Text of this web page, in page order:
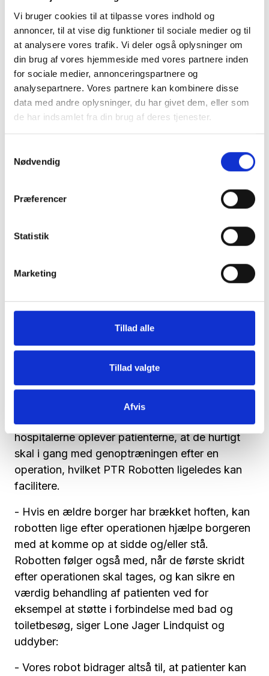
Vi bruger cookies til at tilpasse vores indhold og
annoncer, til at vise dig funktioner til sociale medier og til
at analysere vores trafik. Vi deler også oplysninger om
din brug af vores hjemmeside med vores partnere inden
for sociale medier, annonceringspartnere og
analysepartnere. Vores partnere kan kombinere disse
data med andre oplysninger, du har givet dem, eller som
de har indsamlet fra din brug af deres tjenester.
Nødvendig
Præferencer
Statistik
Marketing
Tillad alle
Tillad valgte
Afvis
Dermed er PTR Robotten ifølge Lone Jager
Lindquist med til at skabe værdi i alle led under
en patients hospitalsrejse.
- PTR Robotten kan klare mange
forskelligartede opgaver og har kun brug for en
ansat til at udføre den enkelte opgave. Vi ser
eksempel hospitaler og plejehjem i forbindelse
med løft og forflytning af patienter. Her kan
vores robot være med til at sikre de ansatte og
sørge for, at deres og patienternes helbred ikke
Lindquist og fortsætter:
- Derudover kan PTR Robotten let ”skrumpes”
til en størrelse, hvor den let kan passere i en
dermed de traditionelle stationære loftlifte i
fleksibilitet, da PTR Robotten, modsat loftslifte,
ikke har en begrænset rækkevidde grundet
På den måde giver PTR Robotten ifølge Lone
Jager Lindquist mere frihed både for den
enkelte patient og fagpersonalet. På
hospitalerne oplever patienterne, at de hurtigt
skal i gang med genoptræningen efter en
operation, hvilket PTR Robotten ligeledes kan
facilitere.
- Hvis en ældre borger har brækket hoften, kan
robotten lige efter operationen hjælpe borgeren
med at komme op at sidde og/eller stå.
Robotten følger også med, når de første skridt
efter operationen skal tages, og kan sikre en
værdig behandling af patienten ved for
eksempel at støtte i forbindelse med bad og
toiletbesøg, siger Lone Jager Lindquist og
uddyber:
- Vores robot bidrager altså til, at patienter kan